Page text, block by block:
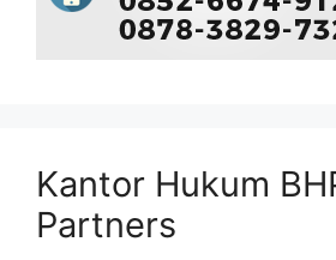
Kantor Hukum
Partners